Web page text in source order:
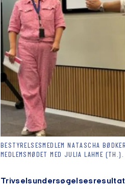
BESTYRELSESMEDLEM NATASCHA
MEDLEMSMØDET MED JULIA LAHME (TH.).